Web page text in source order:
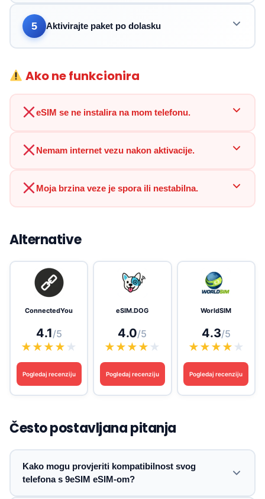
5 Aktivirajte paket po dolasku
Ako ne funkcionira
eSIM se ne instalira na mom telefonu.
Nemam internet vezu nakon aktivacije.
Moja brzina veze je spora ili nestabilna.
Alternative
ConnectedYou
4.1/5
★★★★ ★
Pogledaj recenziju
eSIM.DOG
4.0/5
★★★★ ★
Pogledaj recenziju
WorldSIM
4.3/5
★★★★ ★
Pogledaj recenziju
Često postavljana pitanja
Kako mogu provjeriti kompatibilnost svog
telefona s 9eSIM eSIM-om?